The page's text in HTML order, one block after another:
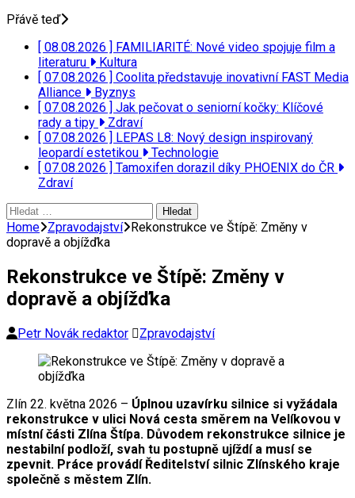
Přávě teď
[ 08.08.2026 ] FAMILIARITÉ: Nové video spojuje film a
literaturu
Kultura
[ 07.08.2026 ] Coolita představuje inovativní FAST Media
Alliance
Byznys
[ 07.08.2026 ] Jak pečovat o seniorní kočky: Klíčové
rady a tipy
Zdraví
[ 07.08.2026 ] LEPAS L8: Nový design inspirovaný
leopardí estetikou
Technologie
[ 07.08.2026 ] Tamoxifen dorazil díky PHOENIX do ČR
Zdraví
Vyhledávání
Home Zpravodajství Rekonstrukce ve Štípě: Změny v
dopravě a objížďka
Rekonstrukce ve Štípě: Změny v
dopravě a objížďka
Petr Novák redaktor Zpravodajství
Zlín 22. května 2026 – Úplnou uzavírku silnice si vyžádala
rekonstrukce v ulici Nová cesta směrem na Velíkovou v
místní části Zlína Štípa. Důvodem rekonstrukce silnice je
nestabilní podloží, svah tu postupně ujíždí a musí se
zpevnit. Práce provádí Ředitelství silnic Zlínského kraje
společně s městem Zlín.